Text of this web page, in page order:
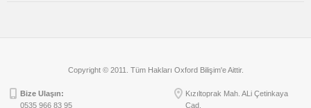
0535 966 83 95
Cad.